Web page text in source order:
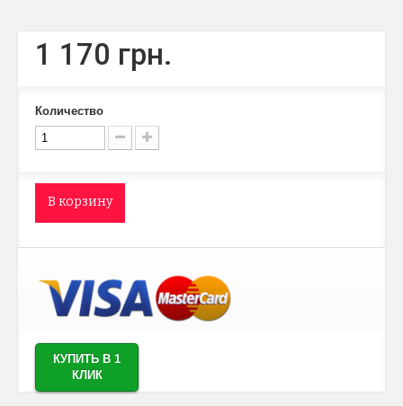
1 170 грн.
Количество
В корзину
КУПИТЬ В 1
КЛИК